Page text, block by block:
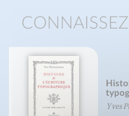
Yves